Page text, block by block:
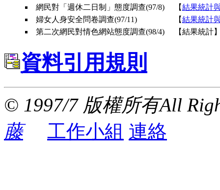
網民對「週休二日制」態度調查(97/8)
【結果統計
婦女人身安全問卷調查(97/11)
【結果統計
第二次網民對情色網站態度調查(98/4)
【結果統計
資料引用規則
© 1997/7 版權所有All
藤
工作小組 連絡